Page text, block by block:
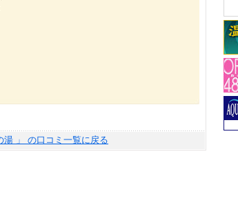
湯 」 の口コミ一覧に戻る